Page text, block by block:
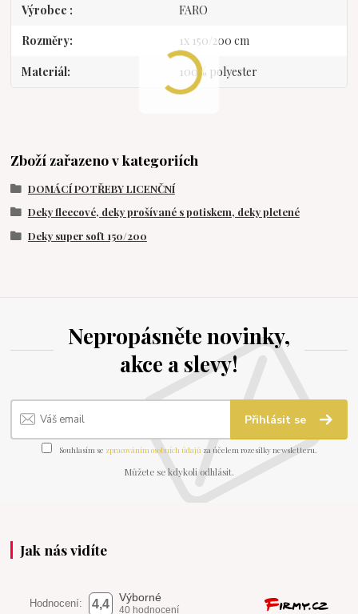
Výrobce FARO
Rozměry 1x 150/200 cm
Materiál 100% polyester
Zboží zařazeno v kategoriích
DOMÁCÍ POTŘEBY LICENČNÍ
Deky fleecové, deky prošívané s potiskem, deky pletené
Deky super soft 150/200
Nepropásněte novinky,
akce a slevy!
Přihlásit se
Souhlasím se zpracováním osobních údajů za účelem rozesílky newsletteru.
Můžete se kdykoli odhlásit.
Jak nás vidíte